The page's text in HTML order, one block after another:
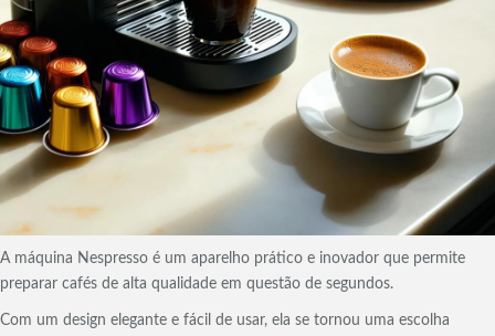
A máquina Nespresso é um aparelho prático e inovador que permite
preparar cafés de alta qualidade em questão de segundos.
Com um design elegante e fácil de usar, ela se tornou uma escolha